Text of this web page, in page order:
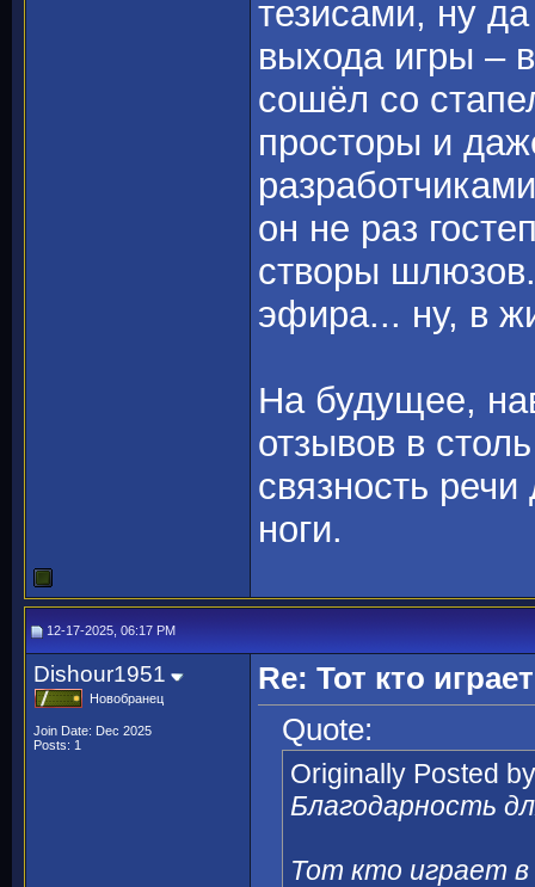
тезисами, ну
выхода игры –
сошёл со
просторы и
он не раз
створы
эфира... ну, в
На будущее,
отзывов в
связность
ноги.
12-17-2025, 06:17 PM
Dishour1951
Новобранец
Join Date: Dec 2025
Posts: 1
Re: Тот кто
Quote:
Originally Posted
Благодарность
Тот кто играет